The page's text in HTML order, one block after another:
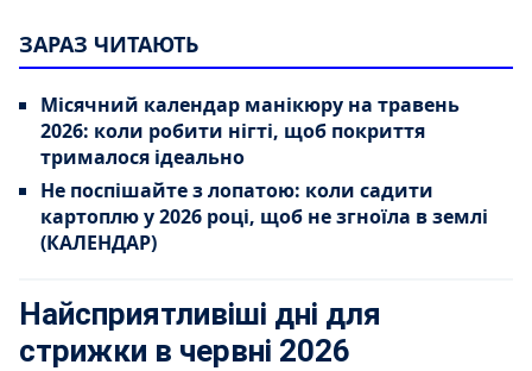
ЗАРАЗ ЧИТАЮТЬ
Місячний календар манікюру на травень
2026: коли робити нігті, щоб покриття
трималося ідеально
Не поспішайте з лопатою: коли садити
картоплю у 2026 році, щоб не згноїла в землі
(КАЛЕНДАР)
Найсприятливіші дні для
стрижки в червні 2026